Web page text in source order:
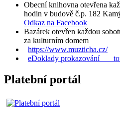
Obecní knihovna otevřena
hodin v budově č.p. 182
Odkaz na Facebook
Bazárek otevřen každou
za kulturním domem
https://www.muzticha.cz/
eDoklady prokazování
Platební portál